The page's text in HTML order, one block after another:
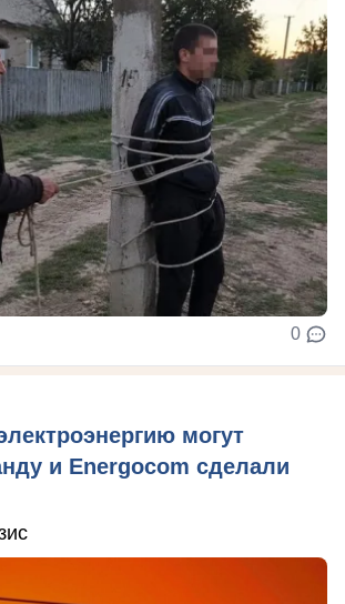
0
могут
и Energocom сделали